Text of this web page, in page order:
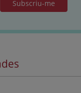
Subscriu-me